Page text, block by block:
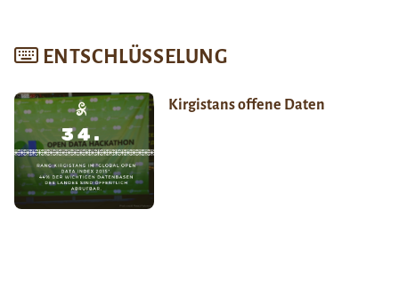
ENTSCHLÜSSELUNG
Kirgistans offene Daten